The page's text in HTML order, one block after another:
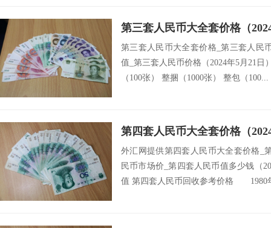
第三套人民币大全套价格（
第三套人民币大全套价格_第三套人民
值_第三套人民币价格（2024年5月21
（100张） 整捆（1000张） 整包（100...
第四套人民币大全套价格（
外汇网提供第四套人民币大全套价格_
民币市场价_第四套人民币值多少钱（
值 第四套人民币回收参考价格 1980